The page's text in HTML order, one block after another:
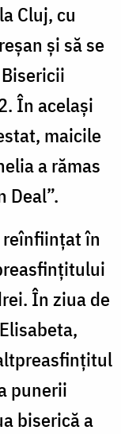
Cluj, cu
şi să se
În acelaşi
maicile
a rămas
Deal”.
reînființat în
În ziua de
punerii
biserică a